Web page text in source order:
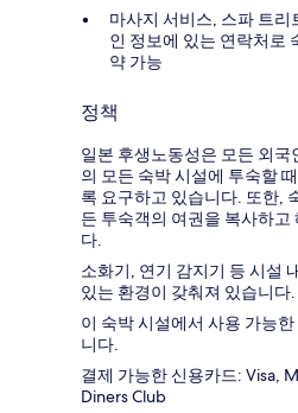
마사지 서비스, 스파 트
인 정보에 있는 연락처로
약 가능
정책
일본 후생노동성은 모든 외
의 모든 숙박 시설에 투숙할
록 요구하고 있습니다. 또한,
든 투숙객의 여권을 복사하
다.
소화기, 연기 감지기 등 시설
있는 환경이 갖춰져 있습니다.
이 숙박 시설에서 사용 가능
니다.
결제 가능한 신용카드: Visa,
Diners Club